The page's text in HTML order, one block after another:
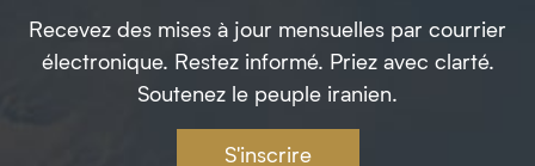
Recevez des mises à jour mensuelles par courrier
électronique. Restez informé. Priez avec clarté.
Soutenez le peuple iranien.
S'inscrire